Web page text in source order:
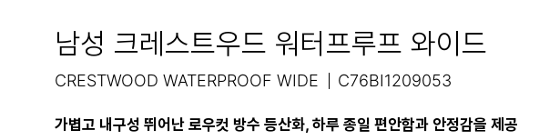
남성 크레스트우드 워터프루프 와이드
CRESTWOOD WATERPROOF WIDE C76BI1209053
가볍고 내구성 뛰어난 로우컷 방수 등산화, 하루 종일 편안함과 안정감을 제공